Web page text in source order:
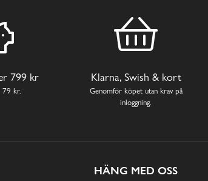
799 kr
79 kr.
Klarna, Swish & kort
Genomför köpet utan krav på
inloggning.
HÄNG MED OSS